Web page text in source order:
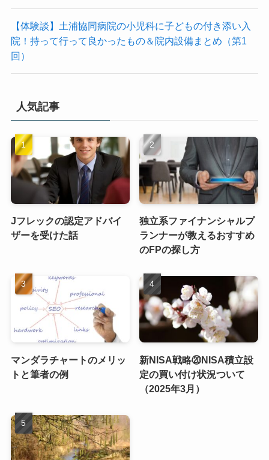
【体験談】土浦協同病院の小児科に子どもの付き添い入
院！持って行って良かったもの＆院内設備まとめ（第1
回）
人気記事
Jフレックの認定アドバイ
ザーを受けた話
独立系ファイナンシャルプ
ランナーが教えるおすすめ
のFPの探し方
マンダラチャートのメリッ
トと筆者の例
新NISA戦略⑳NISA積立設
定の買い付け状況ついて
（2025年3月）